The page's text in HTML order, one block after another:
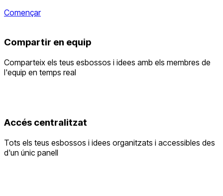
Començar
Compartir en equip
Comparteix els teus esbossos i idees amb els membres de
l'equip en temps real
Accés centralitzat
Tots els teus esbossos i idees organitzats i accessibles des
d'un únic panell